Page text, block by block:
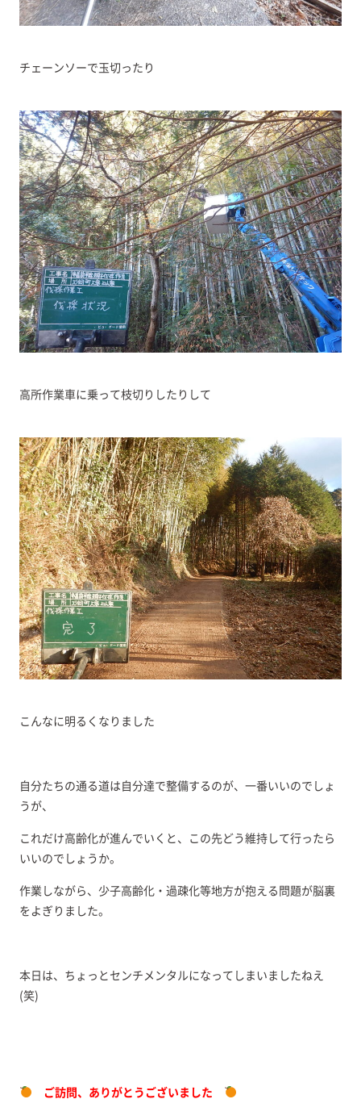
チェーンソーで玉切ったり
高所作業車に乗って枝切りしたりして
こんなに明るくなりました
自分たちの通る道は自分達で整備するのが、一番いいのでしょ
うが、
これだけ高齢化が進んでいくと、この先どう維持して行ったら
いいのでしょうか。
作業しながら、少子高齢化・過疎化等地方が抱える問題が脳裏
をよぎりました。
本日は、ちょっとセンチメンタルになってしまいましたねえ
(笑)
ご訪問、ありがとうございました